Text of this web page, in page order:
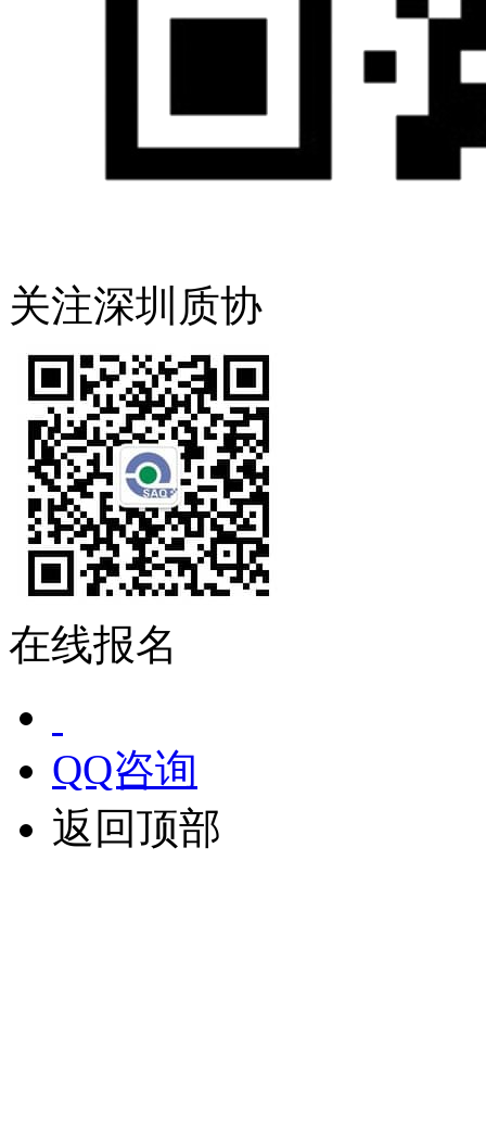
关注深圳质协
在线报名
QQ咨询
返回顶部